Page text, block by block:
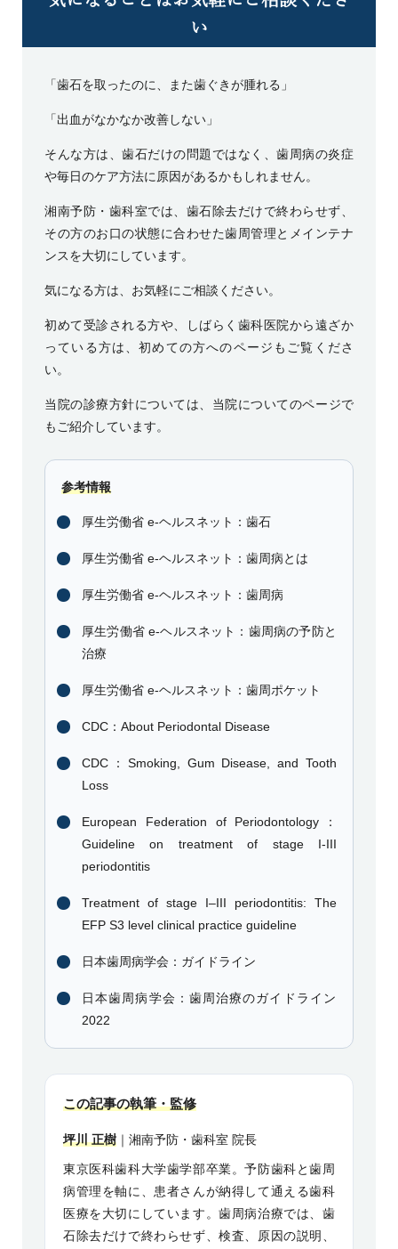
い
「歯石を取ったのに、また歯ぐきが腫れる」
「出血がなかなか改善しない」
そんな方は、歯石だけの問題ではなく、歯周病の炎症
や毎日のケア方法に原因があるかもしれません。
湘南予防・歯科室では、歯石除去だけで終わらせず、
その方のお口の状態に合わせた歯周管理とメインテナ
ンスを大切にしています。
気になる方は、お気軽にご相談ください。
初めて受診される方や、しばらく歯科医院から遠ざか
っている方は、初めての方へのページもご覧くださ
い。
当院の診療方針については、 当院についてのページで
もご紹介しています。
参考情報
厚生労働省 e-ヘルスネット：歯石
厚生労働省 e-ヘルスネット：歯周病とは
厚生労働省 e-ヘルスネット：歯周病
厚生労働省 e-ヘルスネット：歯周病の予防と
治療
厚生労働省 e-ヘルスネット：歯周ポケット
CDC：About Periodontal Disease
CDC：Smoking, Gum Disease, and Tooth
Loss
European Federation of Periodontology：
Guideline on treatment of stage I-III
periodontitis
Treatment of stage I–III periodontitis: The
EFP S3 level clinical practice guideline
日本歯周病学会：ガイドライン
日本歯周病学会：歯周治療のガイドライン
2022
この記事の執筆・監修
坪川 正樹 ｜湘南予防・歯科室 院長
東京医科歯科大学歯学部卒業。予防歯科と歯周
病管理を軸に、患者さんが納得して通える歯科
医療を大切にしています。歯周病治療では、歯
石除去だけで終わらせず、検査、原因の説明、